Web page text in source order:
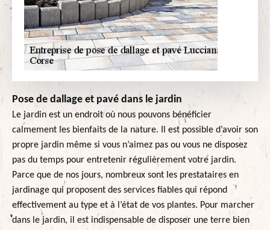
Pose de dallage et pavé dans le jardin
Le jardin est un endroit où nous pouvons bénéficier
calmement les bienfaits de la nature. Il est possible d’avoir son
propre jardin même si vous n’aimez pas ou vous ne disposez
pas du temps pour entretenir régulièrement votre jardin.
Parce que de nos jours, nombreux sont les prestataires en
jardinage qui proposent des services fiables qui répond
effectivement au type et à l’état de vos plantes. Pour marcher
dans le jardin, il est indispensable de disposer une terre bien